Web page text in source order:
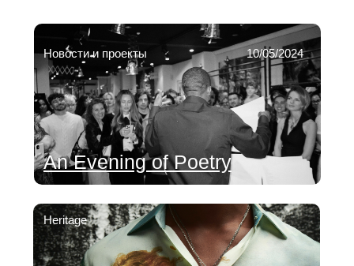
An Evening of Poetry
Новости и проекты 10/05/2024
Heritage